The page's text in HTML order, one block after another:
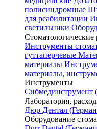
полисиндромные
для реабилитации
светильники
Инструменты
гуттаперчевые
материалы
материалы,
Инструменты
Cибмединструмент
Лаборатория,
Дюр Дентал
Оборудование